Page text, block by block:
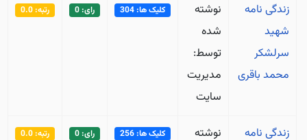
زندگی نامه
شهید
سرلشکر
محمد باقری
نوشته
شده
توسط:
مدیریت
سایت
کلیک ها: 304 رای: 0 رتبه: 0.0
زندگی نامه
نوشته
کلیک ها: 256 رای: 0 رتبه: 0.0